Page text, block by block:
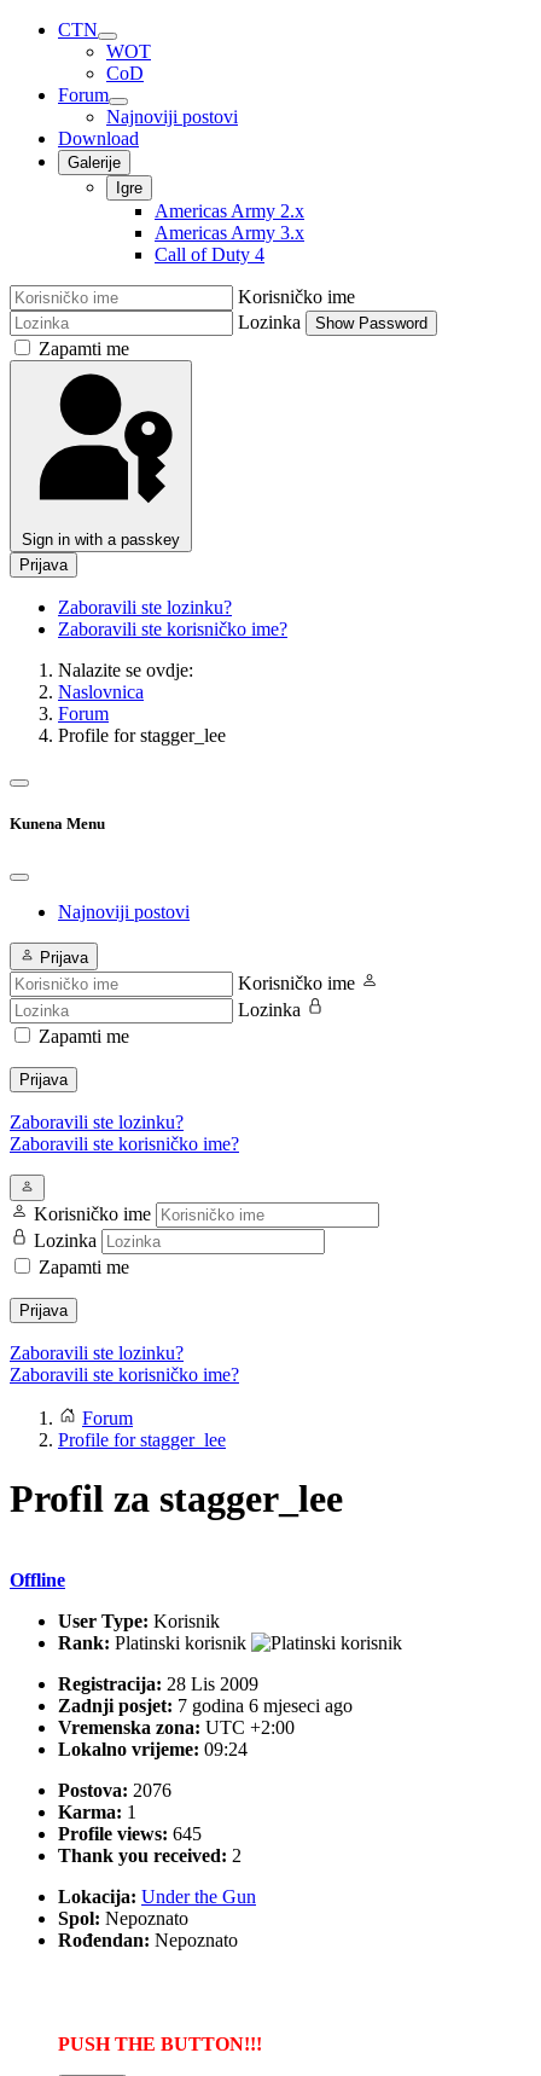
CTN
WOT
CoD
Forum
Najnoviji postovi
Download
Galerije
Igre
Americas Army 2.x
Americas Army 3.x
Call of Duty 4
Korisničko ime
Lozinka
Show Password
Zapamti me
Sign in with a passkey
Prijava
Zaboravili ste lozinku?
Zaboravili ste korisničko ime?
Nalazite se ovdje:
Naslovnica
Forum
Profile for stagger_lee
Kunena Menu
Najnoviji postovi
Prijava
Korisničko ime
Lozinka
Zapamti me
Prijava
Zaboravili ste lozinku?
Zaboravili ste korisničko ime?
Korisničko ime
Lozinka
Zapamti me
Prijava
Zaboravili ste lozinku?
Zaboravili ste korisničko ime?
Forum
Profile for stagger_lee
Profil za stagger_lee
Offline
User Type: Korisnik
Rank: Platinski korisnik
Registracija: 28 Lis 2009
Zadnji posjet: 7 godina 6 mjeseci ago
Vremenska zona: UTC +2:00
Lokalno vrijeme: 09:24
Postova: 2076
Karma: 1
Profile views: 645
Thank you received: 2
Lokacija: Under the Gun
Spol: Nepoznato
Rođendan: Nepoznato
PUSH THE BUTTON!!!